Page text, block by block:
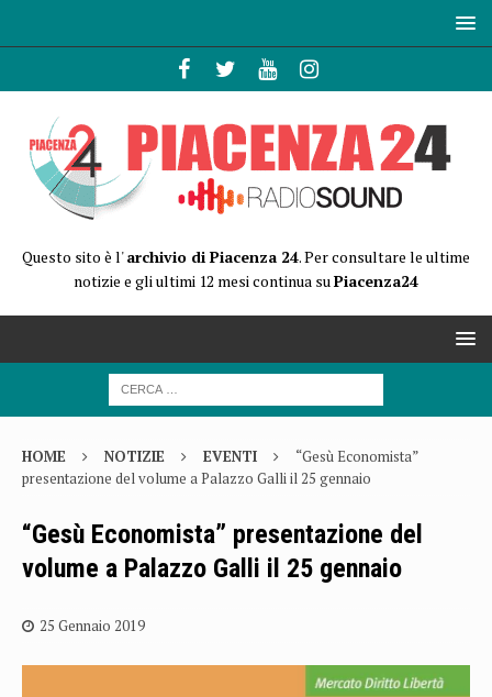
Questo sito è l'archivio di Piacenza 24. Per consultare le ultime
notizie e gli ultimi 12 mesi continua suPiacenza24
HOME NOTIZIE EVENTI
“Gesù Economista”
presentazione del volume a Palazzo Galli il 25 gennaio
“Gesù Economista” presentazione del
volume a Palazzo Galli il 25 gennaio
25 Gennaio 2019